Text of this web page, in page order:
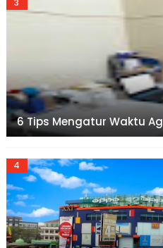
6 Tips Mengatur Waktu